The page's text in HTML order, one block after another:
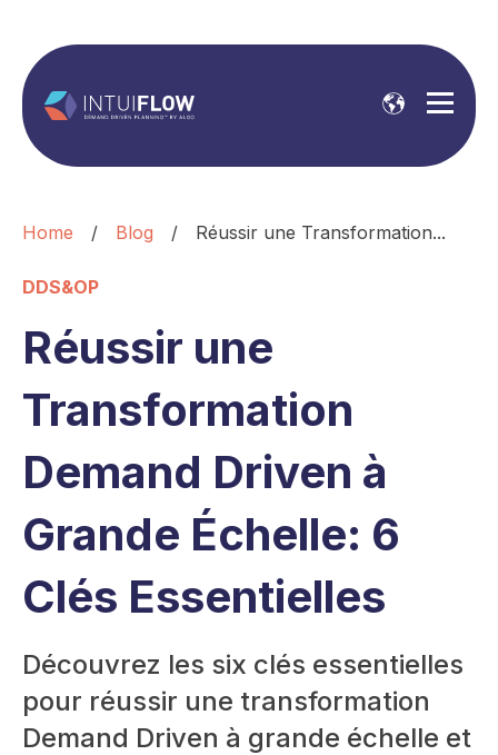
Home / Blog / Réussir une Transformation...
DDS&OP
Réussir une
Transformation
Demand Driven à
Grande Échelle: 6
Clés Essentielles
Découvrez les six clés essentielles
pour réussir une transformation
Demand Driven à grande échelle et